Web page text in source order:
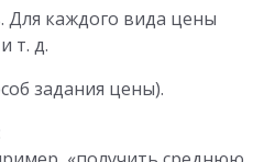
Для каждого вида цены
т. д.
задания цены).